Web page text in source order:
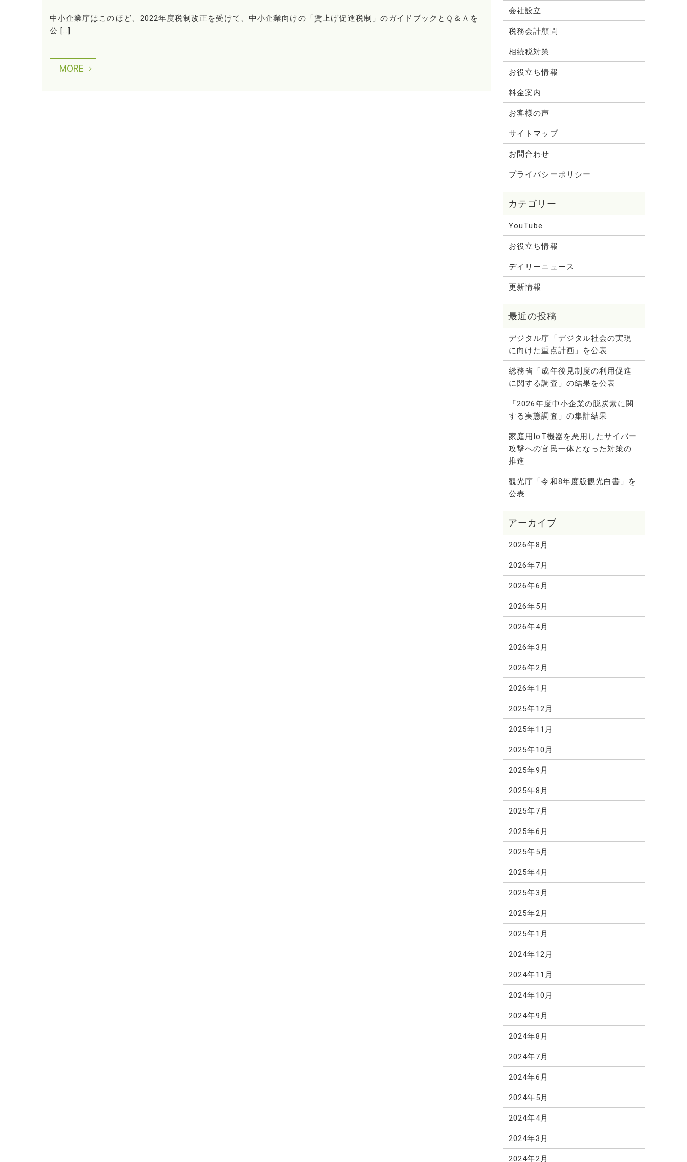
中小企業庁はこのほど、2022年度税制改正を受けて、中小企業向けの「賃上げ促進税制」のガイドブックとＱ＆Ａを
公 […]
MORE
会社設立
税務会計顧問
相続税対策
お役立ち情報
料金案内
お客様の声
サイトマップ
お問合わせ
プライバシーポリシー
YouTube
お役立ち情報
デイリーニュース
更新情報
デジタル庁「デジタル社会の実現
に向けた重点計画」を公表
総務省「成年後見制度の利用促進
に関する調査」の結果を公表
「2026年度中小企業の脱炭素に関
する実態調査」の集計結果
家庭用IoT機器を悪用したサイバー
攻撃への官民一体となった対策の
推進
観光庁「令和8年度版観光白書」を
公表
2026年8月
2026年7月
2026年6月
2026年5月
2026年4月
2026年3月
2026年2月
2026年1月
2025年12月
2025年11月
2025年10月
2025年9月
2025年8月
2025年7月
2025年6月
2025年5月
2025年4月
2025年3月
2025年2月
2025年1月
2024年12月
2024年11月
2024年10月
2024年9月
2024年8月
2024年7月
2024年6月
2024年5月
2024年4月
2024年3月
2024年2月